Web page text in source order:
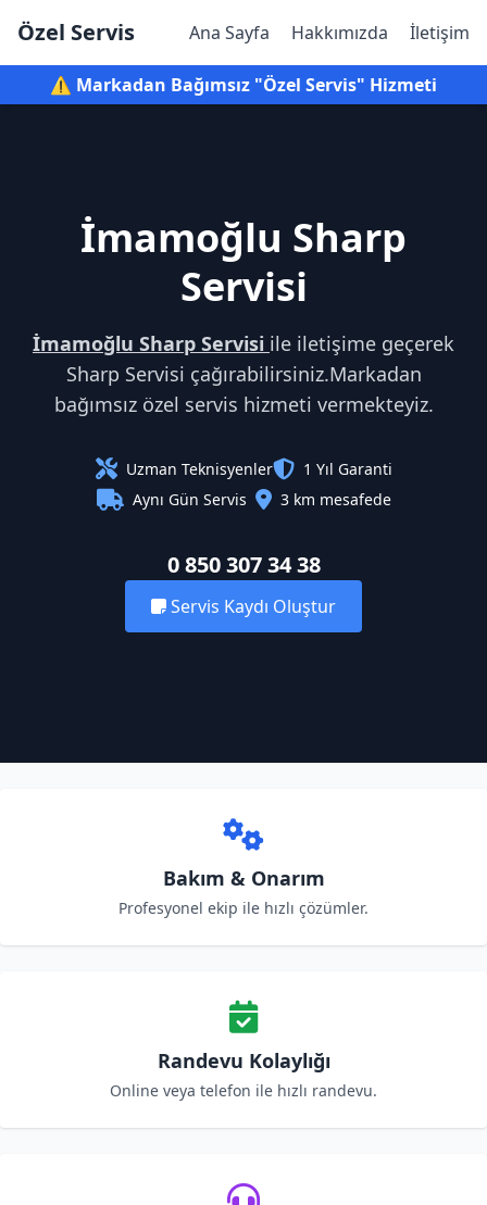
Özel Servis Ana Sayfa Hakkımızda İletişim
⚠️ Markadan Bağımsız "Özel Servis" Hizmeti
İmamoğlu Sharp
Servisi
İmamoğlu Sharp Servisi ile iletişime geçerek
Sharp Servisi çağırabilirsiniz.Markadan
bağımsız özel servis hizmeti vermekteyiz.
Uzman Teknisyenler
1 Yıl Garanti
Aynı Gün Servis
3 km mesafede
0 850 307 34 38
Servis Kaydı Oluştur
Bakım & Onarım
Profesyonel ekip ile hızlı çözümler.
Randevu Kolaylığı
Online veya telefon ile hızlı randevu.